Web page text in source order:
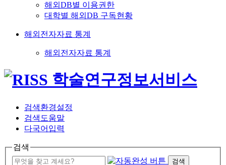
해외DB별 이용권한
대학별 해외DB 구독현황
해외전자자료 통계
해외전자자료 통계
검색환경설정
검색도움말
다국어입력
검색
검색